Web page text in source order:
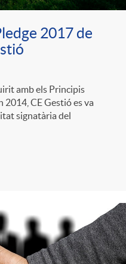
2017 de
amb els Principis
2014, CE Gestió es va
signatària del